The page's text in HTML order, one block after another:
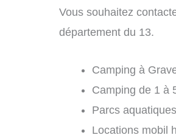
Vous souhaitez
département du 13.
Camping à
Camping de 1 à
Parcs
Locations mobil